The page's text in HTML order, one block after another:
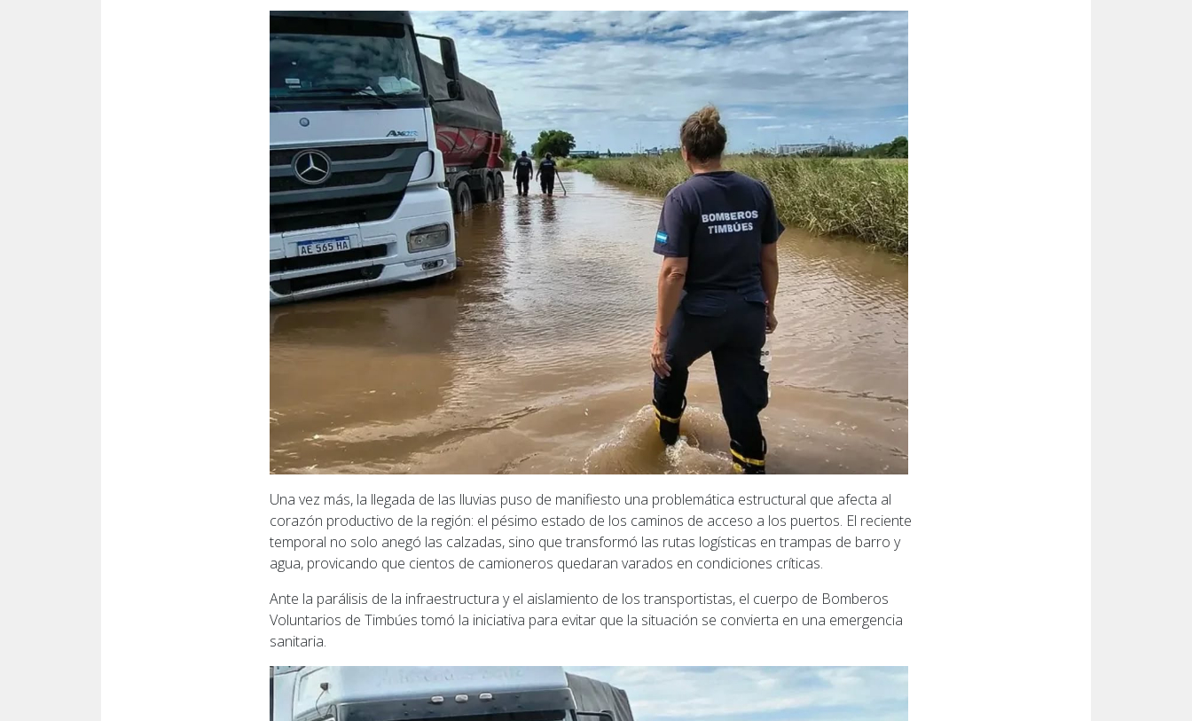
Una vez más, la llegada de las lluvias puso de manifiesto una problemática estructural que afecta al
corazón productivo de la región: el pésimo estado de los caminos de acceso a los puertos. El reciente
temporal no solo anegó las calzadas, sino que transformó las rutas logísticas en trampas de barro y
agua, provicando que cientos de camioneros quedaran varados en condiciones críticas.
Ante la parálisis de la infraestructura y el aislamiento de los transportistas, el cuerpo de Bomberos
Voluntarios de Timbúes tomó la iniciativa para evitar que la situación se convierta en una emergencia
sanitaria.